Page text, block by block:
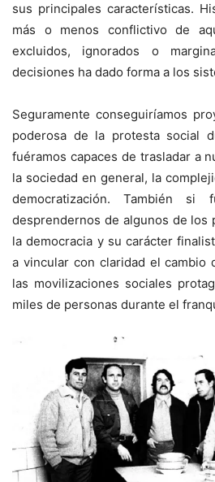
sus principales características.
más o menos conflictivo de
excluidos, ignorados o
decisiones ha dado forma a los
Seguramente conseguiríamos
poderosa de la protesta social
fuéramos capaces de trasladar a
la sociedad en general, la
democratización. También si
desprendernos de algunos de los
la democracia y su carácter
a vincular con claridad el cambio
las movilizaciones sociales
miles de personas durante el